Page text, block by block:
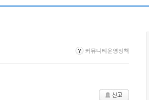
커뮤니티운영정책